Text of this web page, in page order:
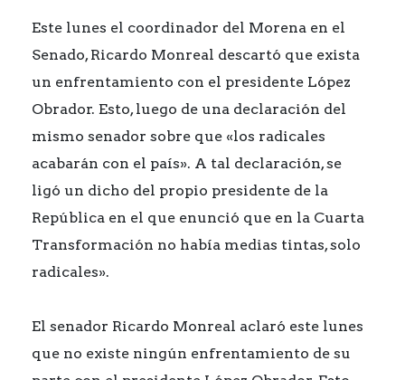
Este lunes el coordinador del Morena en el
Senado, Ricardo Monreal descartó que exista
un enfrentamiento con el presidente López
Obrador. Esto, luego de una declaración del
mismo senador sobre que «los radicales
acabarán con el país». A tal declaración, se
ligó un dicho del propio presidente de la
República en el que enunció que en la Cuarta
Transformación no había medias tintas, solo
radicales».
El senador Ricardo Monreal aclaró este lunes
que no existe ningún enfrentamiento de su